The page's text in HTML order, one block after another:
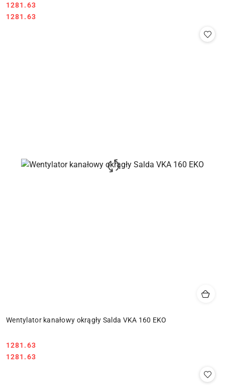
Cena:
1281.63
Cena:
1281.63
Wentylator kanałowy okrągły Salda VKA 160 EKO
Cena:
1281.63
Cena:
1281.63